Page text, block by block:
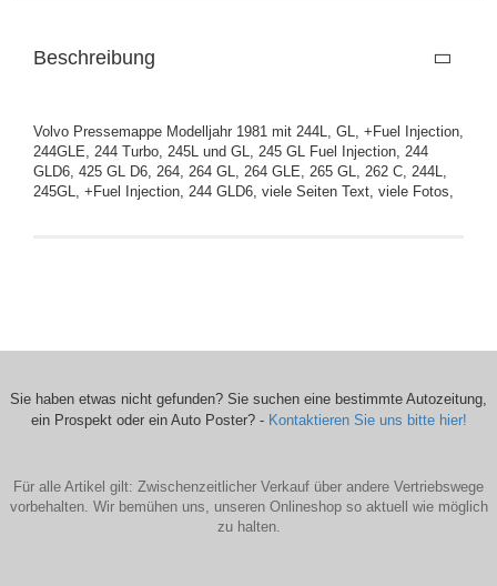
Beschreibung
Volvo Pressemappe Modelljahr 1981 mit 244L, GL, +Fuel Injection,
244GLE, 244 Turbo, 245L und GL, 245 GL Fuel Injection, 244
GLD6, 425 GL D6, 264, 264 GL, 264 GLE, 265 GL, 262 C, 244L,
245GL, +Fuel Injection, 244 GLD6, viele Seiten Text, viele Fotos,
Sie haben etwas nicht gefunden? Sie suchen eine bestimmte Autozeitung,
ein Prospekt oder ein Auto Poster? - Kontaktieren Sie uns bitte hier!
Für alle Artikel gilt: Zwischenzeitlicher Verkauf über andere Vertriebswege
vorbehalten. Wir bemühen uns, unseren Onlineshop so aktuell wie möglich
zu halten.